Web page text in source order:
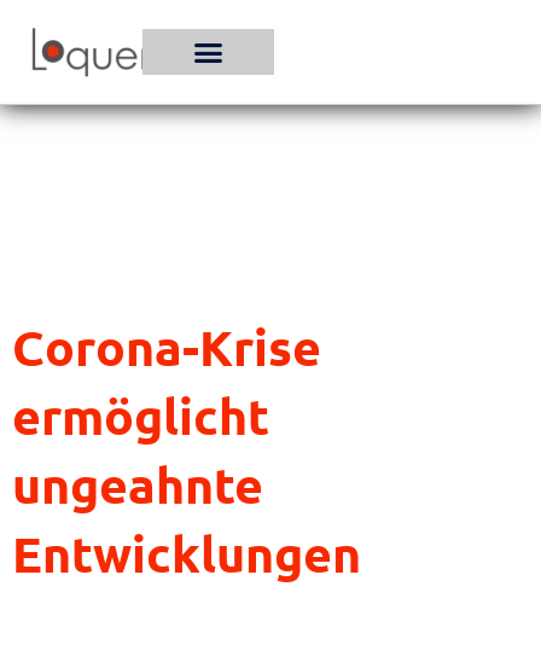
Inhalt
Corona-Krise
ermöglicht
ungeahnte
Entwicklungen